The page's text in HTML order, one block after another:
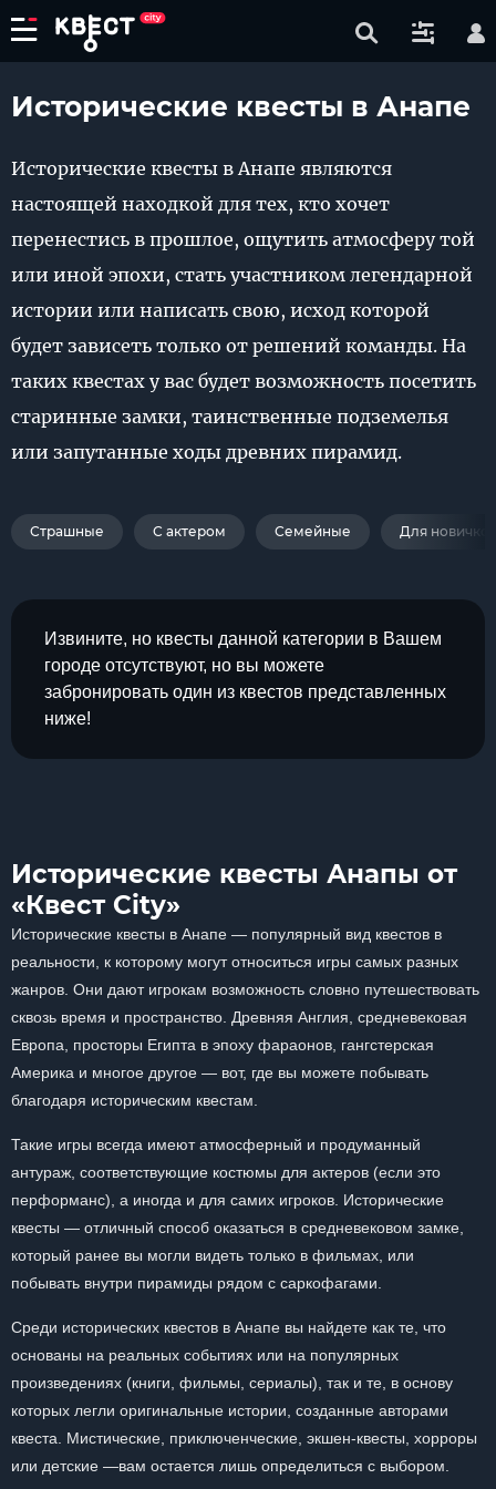
Исторические квесты в Анапе
Исторические квесты в Анапе являются
настоящей находкой для тех, кто хочет
перенестись в прошлое, ощутить атмосферу той
или иной эпохи, стать участником легендарной
истории или написать свою, исход которой
будет зависеть только от решений команды. На
таких квестах у вас будет возможность посетить
старинные замки, таинственные подземелья
или запутанные ходы древних пирамид.
Страшные С актером Семейные Для новичков
Извините, но квесты данной категории в Вашем
городе отсутствуют, но вы можете
забронировать один из квестов представленных
ниже!
Исторические квесты Анапы от
«Квест City»
Исторические квесты в Анапе — популярный вид квестов в
реальности, к которому могут относиться игры самых разных
жанров. Они дают игрокам возможность словно путешествовать
сквозь время и пространство. Древняя Англия, средневековая
Европа, просторы Египта в эпоху фараонов, гангстерская
Америка и многое другое — вот, где вы можете побывать
благодаря историческим квестам.
Такие игры всегда имеют атмосферный и продуманный
антураж, соответствующие костюмы для актеров (если это
перформанс), а иногда и для самих игроков. Исторические
квесты — отличный способ оказаться в средневековом замке,
который ранее вы могли видеть только в фильмах, или
побывать внутри пирамиды рядом с саркофагами.
Среди исторических квестов в Анапе вы найдете как те, что
основаны на реальных событиях или на популярных
произведениях (книги, фильмы, сериалы), так и те, в основу
которых легли оригинальные истории, созданные авторами
квеста. Мистические, приключенческие, экшен-квесты, хорроры
или детские —вам остается лишь определиться с выбором.